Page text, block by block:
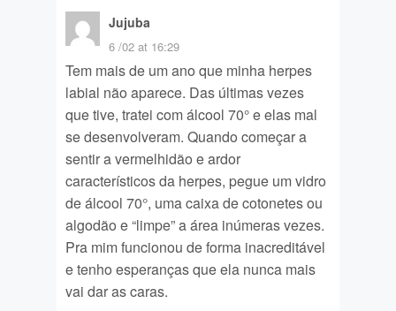
Jujuba
6 /02 at 16:29
Tem mais de um ano que minha herpes
labial não aparece. Das últimas vezes
que tive, tratei com álcool 70° e elas mal
se desenvolveram. Quando começar a
sentir a vermelhidão e ardor
característicos da herpes, pegue um vidro
de álcool 70°, uma caixa de cotonetes ou
algodão e “limpe” a área inúmeras vezes.
Pra mim funcionou de forma inacreditável
e tenho esperanças que ela nunca mais
vai dar as caras.